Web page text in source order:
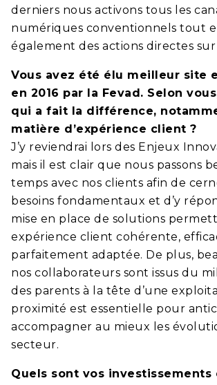
derniers nous activons tous les
numériques conventionnels tout
également des actions directes
Vous avez été élu meilleur site
en 2016 par la Fevad. Selon
qui a fait la différence,
matière d’expérience client ?
J’y reviendrai lors des Enjeux
mais il est clair que nous passons
temps avec nos clients afin de
besoins fondamentaux et d’y
mise en place de solutions
expérience client cohérente,
parfaitement adaptée. De plus,
nos collaborateurs sont issus du
des parents à la tête d’une
proximité est essentielle pour
accompagner au mieux les
secteur.
Quels sont vos